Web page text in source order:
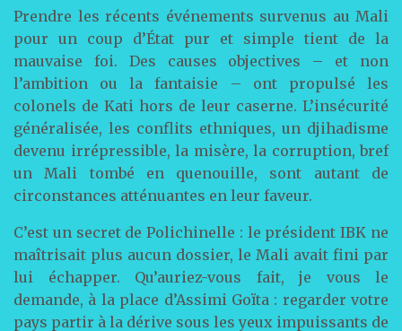
Prendre les récents événements survenus au Mali
pour un coup d’État pur et simple tient de la
mauvaise foi. Des causes objectives – et non
l’ambition ou la fantaisie – ont propulsé les
colonels de Kati hors de leur caserne. L’insécurité
généralisée, les conflits ethniques, un djihadisme
devenu irrépressible, la misère, la corruption, bref
un Mali tombé en quenouille, sont autant de
circonstances atténuantes en leur faveur.
C’est un secret de Polichinelle : le président IBK ne
maîtrisait plus aucun dossier, le Mali avait fini par
lui échapper. Qu’auriez-vous fait, je vous le
demande, à la place d’Assimi Goïta : regarder votre
pays partir à la dérive sous les yeux impuissants de